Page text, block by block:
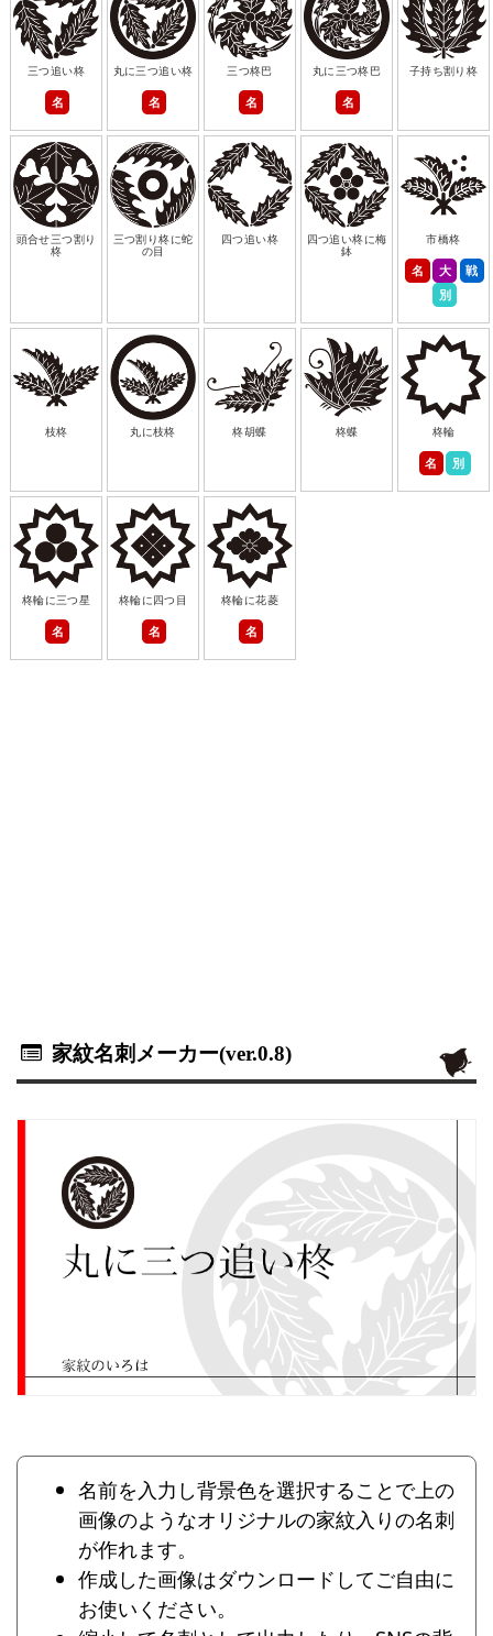
三つ追い柊
名
丸に三つ追い柊
名
三つ柊巴
名
丸に三つ柊巴
名
子持ち割り柊
頭合せ三つ割り
柊
三つ割り柊に蛇
の目
四つ追い柊
四つ追い柊に梅
鉢
市橋柊
名 大
戦
別
枝柊 丸に枝柊 柊胡蝶 柊蝶 柊輪
名 別
柊輪に三つ星
名
柊輪に四つ目
名
柊輪に花菱
名
家紋名刺メーカー(ver.0.8)
名前を入力し背景色を選択することで上の
画像のようなオリジナルの家紋入りの名刺
が作れます。
作成した画像はダウンロードしてご自由に
お使いください。